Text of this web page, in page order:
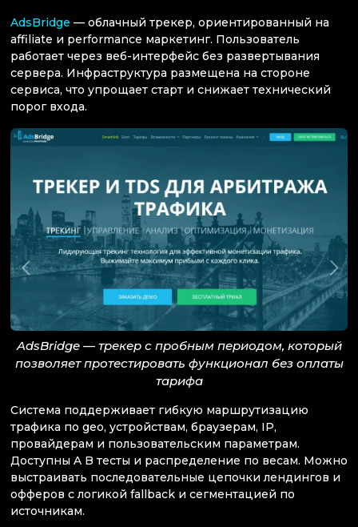
AdsBridge — облачный трекер, ориентированный на
affiliate и performance маркетинг. Пользователь
работает через веб-интерфейс без развертывания
сервера. Инфраструктура размещена на стороне
сервиса, что упрощает старт и снижает технический
порог входа.
AdsBridge — трекер с пробным периодом, который
позволяет протестировать функционал без оплаты
тарифа
Система поддерживает гибкую маршрутизацию
трафика по geo, устройствам, браузерам, IP,
провайдерам и пользовательским параметрам.
Доступны A B тесты и распределение по весам. Можно
выстраивать последовательные цепочки лендингов и
офферов с логикой fallback и сегментацией по
источникам.